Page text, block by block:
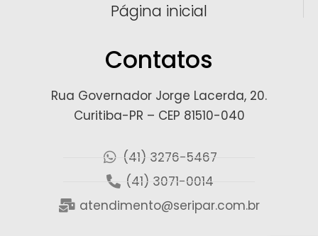
Página inicial
Contatos
Rua Governador Jorge Lacerda, 20.
Curitiba-PR – CEP 81510-040
(41) 3276-5467
(41) 3071-0014
atendimento@seripar.com.br